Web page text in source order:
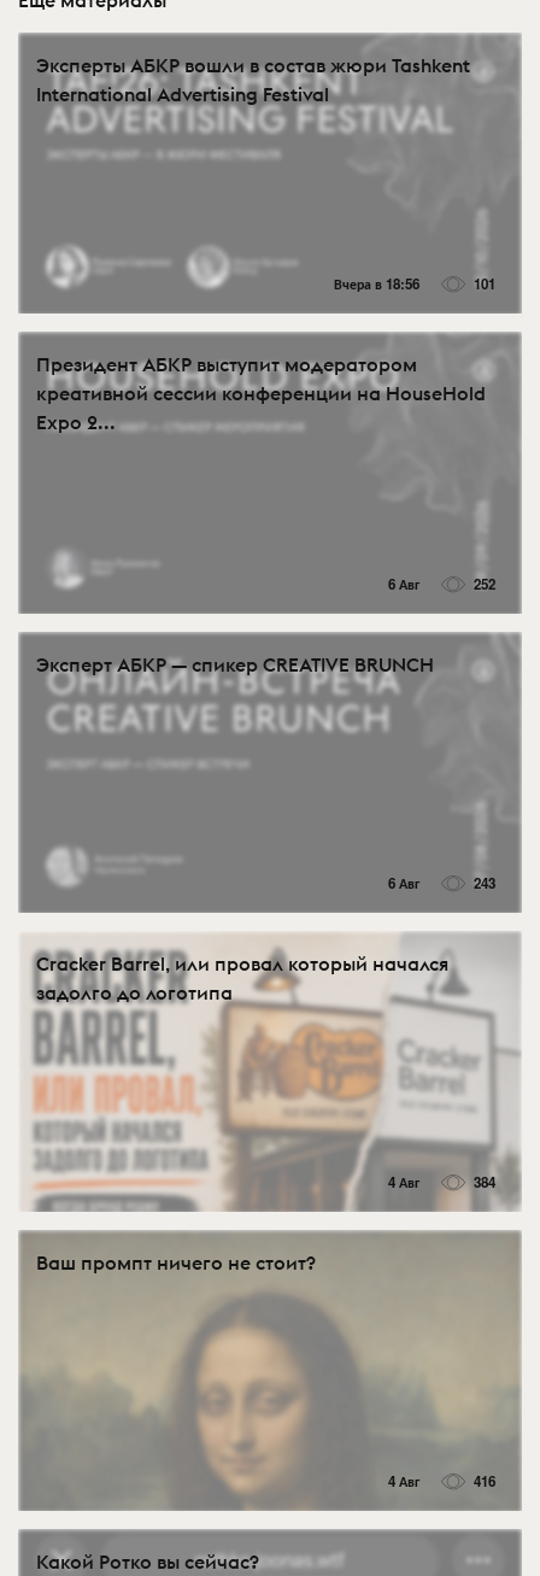
Эксперты АБКР вошли в состав жюри Tashkent
International Advertising Festival
Вчера в 18:56 101
Президент АБКР выступит модератором
креативной сессии конференции на HouseHold
Expo 2...
6 Авг 252
Эксперт АБКР — спикер CREATIVE BRUNCH
6 Авг 243
Cracker Barrel, или провал который начался
задолго до логотипа
4 Авг 384
Ваш промпт ничего не стоит?
4 Авг 416
Какой Ротко вы сейчас?